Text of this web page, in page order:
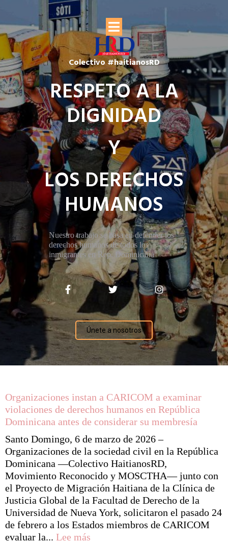
Colectivo #haitianosRD
RESPETO A LA
DIGNIDAD
Y
LOS DERECHOS
HUMANOS
Nuestro trabajo se basa en defender los
derechos humanos de todos los
inmigrantes en Rep. Dominicana
Únete a nosotros
Organizaciones instan a CARICOM a examinar
violaciones de derechos humanos en República
Dominicana antes de considerar su membresía
Santo Domingo, 6 de marzo de 2026 –
Organizaciones de la sociedad civil en la República
Dominicana —Colectivo HaitianosRD,
Movimiento Reconocido y MOSCTHA— junto con
el Proyecto de Migración Haitiana de la Clínica de
Justicia Global de la Facultad de Derecho de la
Universidad de Nueva York, solicitaron el pasado 24
de febrero a los Estados miembros de CARICOM
evaluar la... Lee más